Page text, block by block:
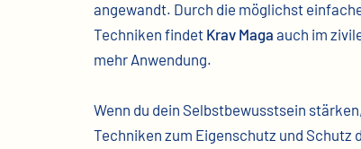
angewandt. Durch die möglichst
Techniken findet Krav Maga auch im
mehr Anwendung.
Wenn du dein Selbstbewusstsein
Techniken zum Eigenschutz und Schutz